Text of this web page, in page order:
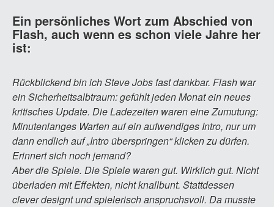
Ein persönliches Wort zum Abschied von
Flash, auch wenn es schon viele Jahre her
ist:
Rückblickend bin ich Steve Jobs fast dankbar. Flash war
ein Sicherheitsalbtraum: gefühlt jeden Monat ein neues
kritisches Update. Die Ladezeiten waren eine Zumutung:
Minutenlanges Warten auf ein aufwendiges Intro, nur um
dann endlich auf „Intro überspringen“ klicken zu dürfen.
Erinnert sich noch jemand?
Aber die Spiele. Die Spiele waren gut. Wirklich gut. Nicht
überladen mit Effekten, nicht knallbunt. Stattdessen
clever designt und spielerisch anspruchsvoll. Da musste